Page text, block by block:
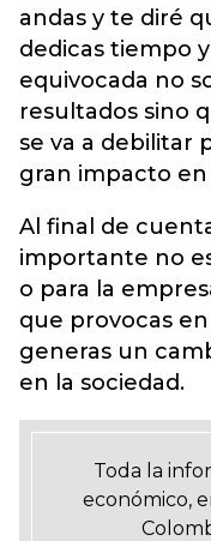
andas y te diré
dedicas tiempo
equivocada no
resultados sino
se va a debilitar
gran impacto
Al final de
importante no
o para la
que provocas
generas un
en la sociedad.
Toda la
económico,